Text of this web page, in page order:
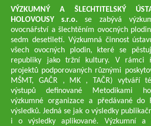
VÝZKUMNÝ A ŠLECHTITELSKÝ
HOLOVOUSY s.r.o.se zabývá
ovocnářství a šlechtěním ovocných
sedm desetiletí. Výzkumná činnost
všech ovocných plodin, které se
republiky jako tržní kultury. V rámci
projektů podporovaných různými
MŠMT, GAČR , MK , TAČR) vytváří
výstupů definované Metodikami
výzkumné organizace a předávané do
výsledků. Jedná se jak o výsledky
i o výsledky aplikované. Výzkumní a